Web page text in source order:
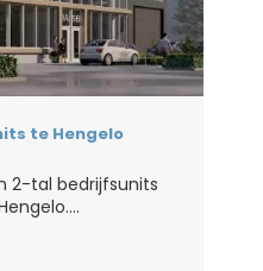
te Hengelo
2-tal bedrijfsunits